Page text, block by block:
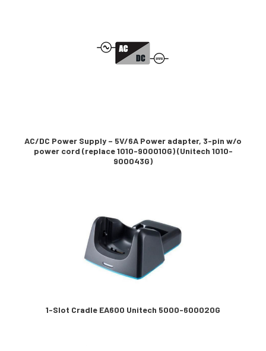
AC/DC Power Supply – 5V/6A Power adapter, 3-pin w/o
power cord (replace 1010-900010G) (Unitech 1010-
900043G)
1-Slot Cradle EA600 Unitech 5000-600020G